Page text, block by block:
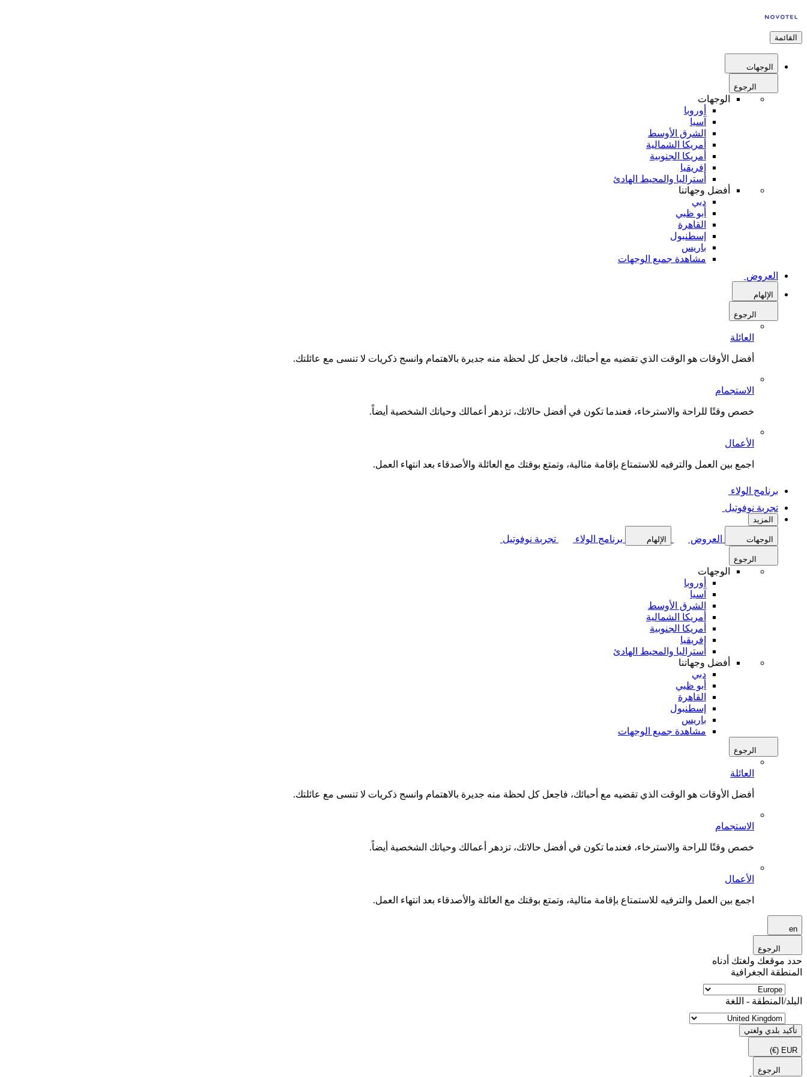
القائمة
الوجهات
الرجوع
الوجهات
أوروبا
آسيا
الشرق الأوسط
أمريكا الشمالية
أمريكا الجنوبية
إفريقيا
أستراليا والمحيط الهادئ
أفضل وجهاتنا
دبي
أبو ظبي
القاهرة
إسطنبول
باريس
مشاهدة جميع الوجهات
العروض
الإلهام
الرجوع
العائلة
أفضل الأوقات هو الوقت الذي تقضيه مع أحبائك، فاجعل كل لحظة منه جديرة بالاهتمام وانسج ذكريات لا تنسى مع عائلتك.
الاستجمام
خصص وقتًا للراحة والاسترخاء، فعندما تكون في أفضل حالاتك، تزدهر أعمالك وحياتك الشخصية أيضاً.
الأعمال
اجمع بين العمل والترفيه للاستمتاع بإقامة مثالية، وتمتع بوقتك مع العائلة والأصدقاء بعد انتهاء العمل.
برنامج الولاء
تجربة نوفوتيل
المزيد
الوجهات العروض الإلهام برنامج الولاء تجربة نوفوتيل
الرجوع
الوجهات
أوروبا
آسيا
الشرق الأوسط
أمريكا الشمالية
أمريكا الجنوبية
إفريقيا
أستراليا والمحيط الهادئ
أفضل وجهاتنا
دبي
أبو ظبي
القاهرة
إسطنبول
باريس
مشاهدة جميع الوجهات
الرجوع
العائلة
أفضل الأوقات هو الوقت الذي تقضيه مع أحبائك، فاجعل كل لحظة منه جديرة بالاهتمام وانسج ذكريات لا تنسى مع عائلتك.
الاستجمام
خصص وقتًا للراحة والاسترخاء، فعندما تكون في أفضل حالاتك، تزدهر أعمالك وحياتك الشخصية أيضاً.
الأعمال
اجمع بين العمل والترفيه للاستمتاع بإقامة مثالية، وتمتع بوقتك مع العائلة والأصدقاء بعد انتهاء العمل.
en
الرجوع
حدد موقعك ولغتك أدناه
المنطقة الجغرافية
البلد/المنطقة - اللغة
تأكيد بلدي ولغتي
EUR
(€)
الرجوع